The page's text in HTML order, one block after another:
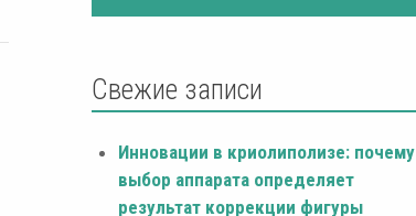
Свежие записи
Инновации в криолиполизе: почему
выбор аппарата определяет
результат коррекции фигуры